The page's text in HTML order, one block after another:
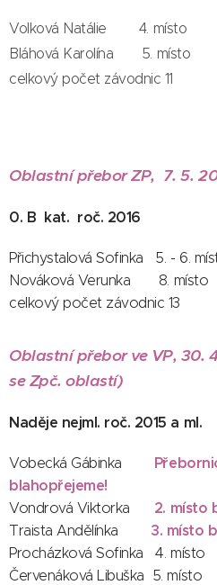
Volková Natálie 4. místo
Bláhová Karolína 5. místo
celkový počet závodnic 11
Oblastní přebor ZP, 7. 5.
0. B kat. roč. 2016
Přichystalová Sofinka 5. - 6.
Nováková Verunka 8. místo
celkový počet závodnic 13
Oblastní přebor ve VP, 30.
se Zpč. oblastí)
Naděje nejml. roč. 2015 a ml.
Vobecká Gábinka
blahopřejeme!
Vondrová Viktorka 2. místo
Traista Andělínka 3. místo
Procházková Sofinka 4. místo
Červenáková Libuška 5. místo